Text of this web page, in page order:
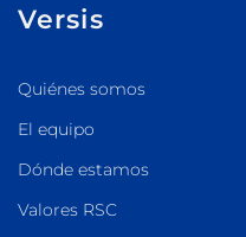
Versis
Quiénes somos
El equipo
Dónde estamos
Valores RSC